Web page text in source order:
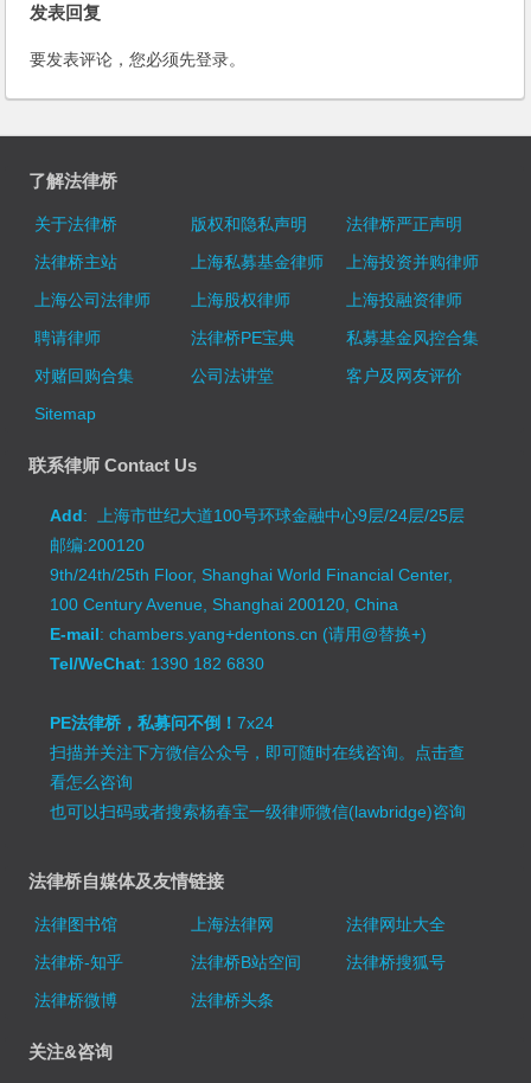
发表回复
要发表评论，您必须先登录。
了解法律桥
关于法律桥 版权和隐私声明
法律桥严正声明
法律桥主站
上海私募基金律师
上海投资并购律师
上海公司法律师
上海股权律师
上海投融资律师
聘请律师
法律桥PE宝典
私募基金风控合集
对赌回购合集
公司法讲堂
客户及网友评价
Sitemap
联系律师 Contact Us
Add: 上海市世纪大道100号环球金融中心9层/24层/25层
邮编:200120
9th/24th/25th Floor, Shanghai World Financial Center,
100 Century Avenue, Shanghai 200120, China
E-mail: chambers.yang+dentons.cn (请用@替换+)
Tel/WeChat: 1390 182 6830
PE法律桥，私募问不倒！7x24
扫描并关注下方微信公众号，即可随时在线咨询。 点击查
看怎么咨询
也可以扫码或者搜索杨春宝一级律师微信(lawbridge)咨询
法律桥自媒体及友情链接
法律图书馆 上海法律网
法律网址大全
法律桥-知乎
法律桥B站空间
法律桥搜狐号
法律桥微博
法律桥头条
关注&咨询